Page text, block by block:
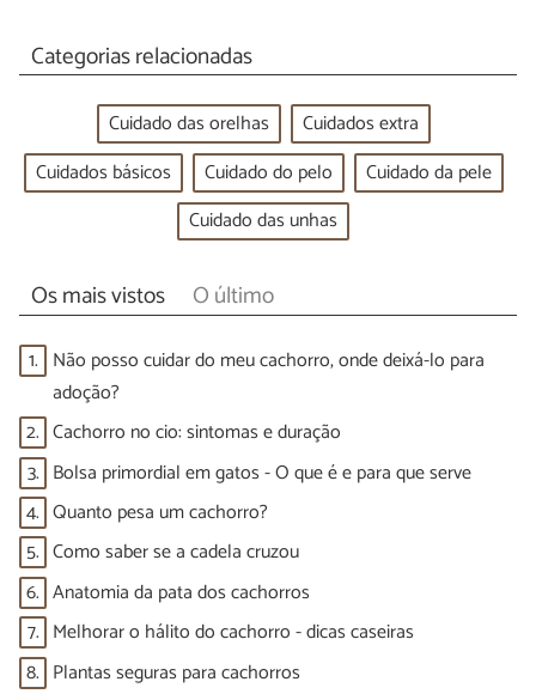
Categorias relacionadas
Cuidado das orelhas
Cuidados extra
Cuidados básicos
Cuidado do pelo
Cuidado da pele
Cuidado das unhas
Os mais vistos O último
1. Não posso cuidar do meu cachorro, onde deixá-lo para
adoção?
2. Cachorro no cio: sintomas e duração
3. Bolsa primordial em gatos - O que é e para que serve
4. Quanto pesa um cachorro?
5. Como saber se a cadela cruzou
6. Anatomia da pata dos cachorros
7. Melhorar o hálito do cachorro - dicas caseiras
8. Plantas seguras para cachorros